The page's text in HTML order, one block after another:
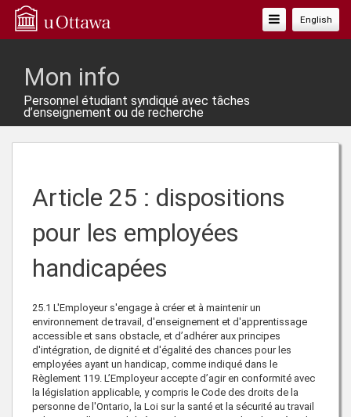
English
Basculer
La
Mon info
Personnel étudiant syndiqué avec tâches
d’enseignement ou de recherche
Article 25 : dispositions
pour les employées
handicapées
25.1 L'Employeur s'engage à créer et à maintenir un
environnement de travail, d'enseignement et d'apprentissage
accessible et sans obstacle, et d’adhérer aux principes
d'intégration, de dignité et d'égalité des chances pour les
employées ayant un handicap, comme indiqué dans le
Règlement 119. L’Employeur accepte d’agir en conformité avec
la législation applicable, y compris le Code des droits de la
personne de l'Ontario, la Loi sur la santé et la sécurité au travail